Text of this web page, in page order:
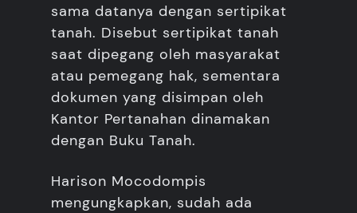
sama datanya dengan sertipikat
tanah. Disebut sertipikat tanah
saat dipegang oleh masyarakat
atau pemegang hak, sementara
dokumen yang disimpan oleh
Kantor Pertanahan dinamakan
dengan Buku Tanah.
Harison Mocodompis
mengungkapkan, sudah ada